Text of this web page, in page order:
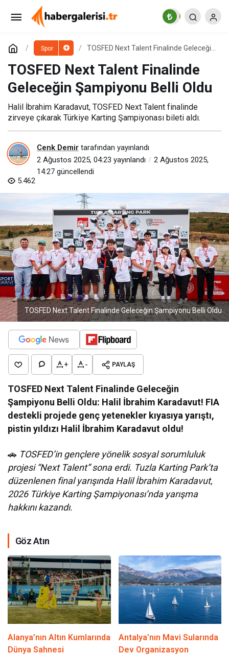
Spor
TOSFED Next Talent Finalinde Geleceğin
TOSFED Next Talent Finalinde
Geleceğin Şampiyonu Belli Oldu
Halil İbrahim Karadavut, TOSFED Next Talent finalinde
zirveye çıkarak Türkiye Karting Şampiyonası bileti aldı.
Cenk Demir tarafından yayınlandı
2 Ağustos 2025, 04:23 yayınlandı
2 Ağustos 2025,
14:27 güncellendi
5.462
TOSFED Next Talent Finalinde Geleceğin Şampiyonu Belli Oldu
+ - PAYLAŞ
TOSFED Next Talent Finalinde Geleceğin
Şampiyonu Belli Oldu: Halil İbrahim Karadavut! FIA
destekli projede genç yetenekler kıyasıya yarıştı,
pistin yıldızı Halil İbrahim Karadavut oldu!
🚗 TOSFED’in gençlere yönelik sosyal sorumluluk
projesi “Next Talent” sona erdi. Tuzla Karting Park’ta
düzenlenen final yarışında Halil İbrahim Karadavut,
2026 Türkiye Karting Şampiyonası’nda yarışma
hakkını kazandı.
Göz Atın
Alanya’nın Altın Kumlarında
Dünya Sahnesi
Antalya’nın Mavi Sularında
Dev Organizasyon
Red Bull Formulaz 15. Kez Karadeniz
Yokuşlarında
Yorum Yap